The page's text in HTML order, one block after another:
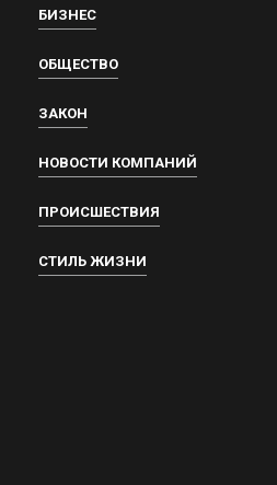
БИЗНЕС
ОБЩЕСТВО
ЗАКОН
НОВОСТИ КОМПАНИЙ
ПРОИСШЕСТВИЯ
СТИЛЬ ЖИЗНИ